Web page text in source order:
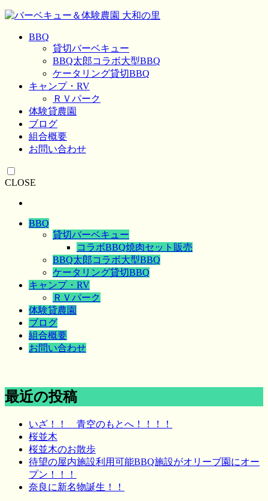
BBQ
貸切バーベキュー
BBQ太郎コラボ大型BBQ
ケータリング貸切BBQ
キャンプ・RV
ＲＶパーク
体験貸農園
ブログ
組合概要
お問い合わせ
CLOSE
BBQ
貸切バーベキュー
コラボBBQ焼肉セット販売
BBQ太郎コラボ大型BBQ
ケータリング貸切BBQ
キャンプ・RV
ＲＶパーク
体験貸農園
ブログ
組合概要
お問い合わせ
最近の投稿
いざ！！ 青空のもとへ！！！！
桜並木
桜並木のお散歩
待望の屋内施設利用可能BBQ施設がオリーブ園にオー
プン！！！
奈良に新名物誕生！！